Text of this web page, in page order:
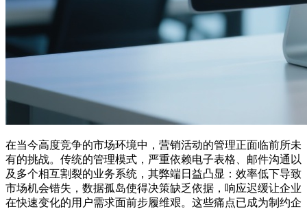
在当今高度竞争的市场环境中，营销活动的管理正面临前所未
有的挑战。传统的管理模式，严重依赖电子表格、邮件沟通以
及多个相互割裂的业务系统，其弊端日益凸显：效率低下导致
市场机会错失，数据孤岛使得决策缺乏依据，响应迟缓让企业
在快速变化的用户需求面前步履维艰。这些痛点已成为制约企